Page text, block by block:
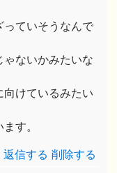
ていそうなんで
ないかみたいな
向けているみたい
す。
返信する 削除する